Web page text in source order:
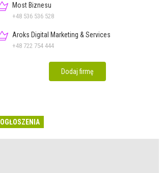
Most Biznesu
+48 536 536 528
Aroks Digital Marketing & Services
+48 722 754 444
Dodaj firmę
OGŁOSZENIA